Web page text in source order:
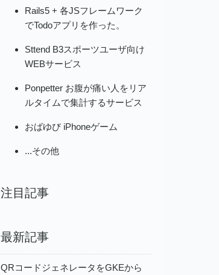
Rails5 + 各JSフレームワーク
でTodoアプリを作った。
Sttend B3スポーツユーザ向け
WEBサービス
Ponpetter お腹が痛い人をリア
ルタイムで集計するサービス
おばゆび iPhoneゲーム
...その他
注目記事
最新記事
QRコードジェネレータをGKEから